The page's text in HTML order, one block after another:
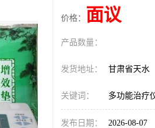
价格： 面议
产品数量：
发货地址： 甘肃省天水
关键词： 多功能治疗
发布日期： 2026-08-07